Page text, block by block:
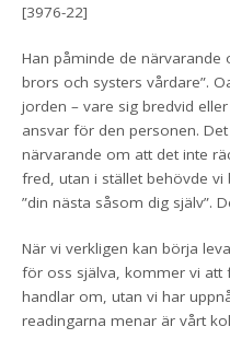
[3976-22]
Han påminde de närvarande
brors och systers vårdare”.
jorden – vare sig bredvid
ansvar för den personen.
närvarande om att det inte
fred, utan i stället behövde
”din nästa såsom dig själv”.
När vi verkligen kan börja
för oss själva, kommer vi att
handlar om, utan vi har
readingarna menar är vårt